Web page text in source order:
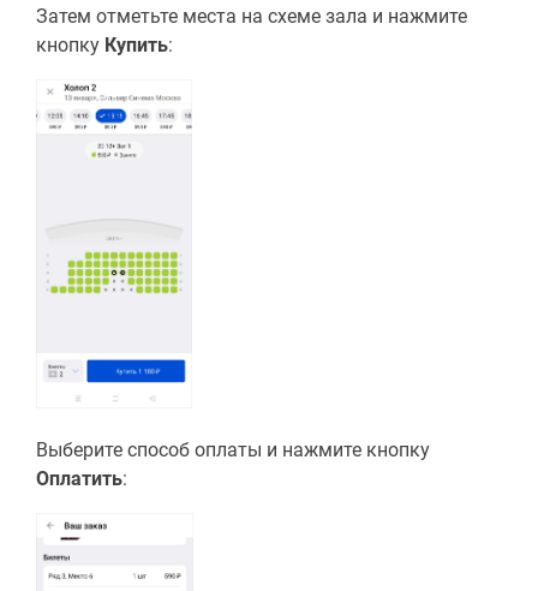
Затем отметьте места на схеме зала и нажмите
кнопку Купить:
Выберите способ оплаты и нажмите кнопку
Оплатить: